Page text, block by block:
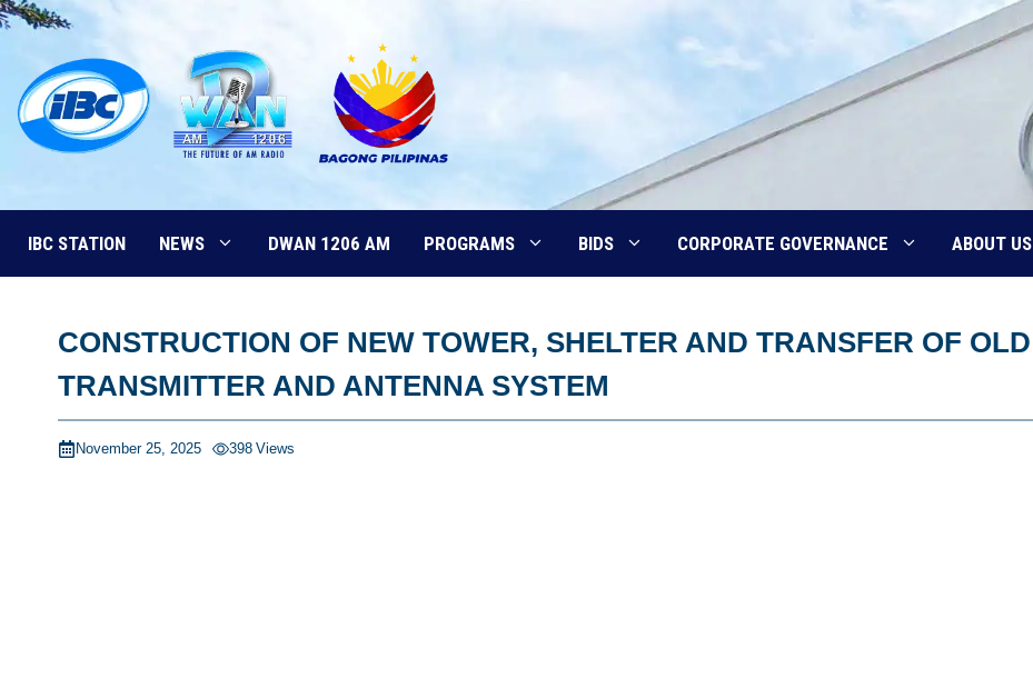
Skip
content
IBC STATION NEWS DWAN 1206 AM PROGRAMS BIDS CORPORATE GOVERNANCE ABOUT US
CONSTRUCTION OF NEW TOWER, SHELTER AND TRANSFER OF OLD
TRANSMITTER AND ANTENNA SYSTEM
November 25, 2025 398 Views